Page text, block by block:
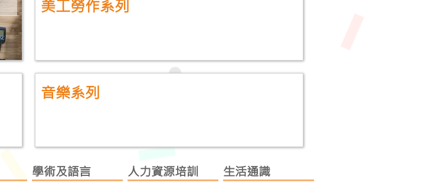
美工勞作系列
音樂系列
學術及語言 人力資源培訓 生活通識